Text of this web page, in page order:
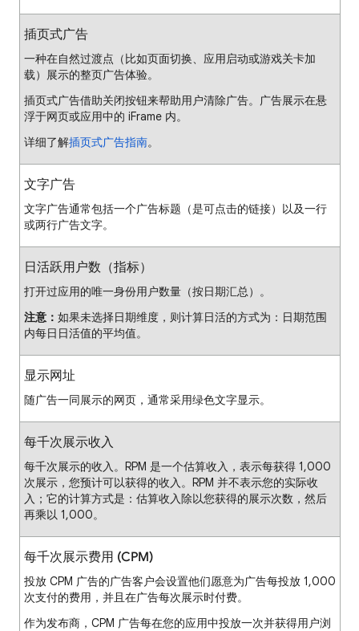
插页式广告
一种在自然过渡点（比如页面切换、应用启动或游戏关卡加
载）展示的整页广告体验。
插页式广告借助关闭按钮来帮助用户清除广告。广告展示在悬
浮于网页或应用中的 iFrame 内。
详细了解插页式广告指南。
文字广告
文字广告通常包括一个广告标题（是可点击的链接）以及一行
或两行广告文字。
日活跃用户数（指标）
打开过应用的唯一身份用户数量（按日期汇总）。
注意： 如果未选择日期维度，则计算日活的方式为：日期范围
内每日日活值的平均值。
显示网址
随广告一同展示的网页，通常采用绿色文字显示。
每千次展示收入
每千次展示的收入。RPM 是一个估算收入，表示每获得 1,000
次展示，您预计可以获得的收入。RPM 并不表示您的实际收
入；它的计算方式是：估算收入除以您获得的展示次数，然后
再乘以 1,000。
每千次展示费用 (CPM)
投放 CPM 广告的广告客户会设置他们愿意为广告每投放 1,000
次支付的费用，并且在广告每次展示时付费。
作为发布商，CPM 广告每在您的应用中投放一次并获得用户浏